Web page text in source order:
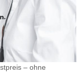
– ohne